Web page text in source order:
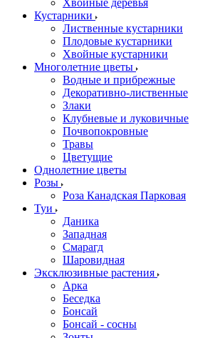
Хвойные деревья
Кустарники
Лиственные кустарники
Плодовые кустарники
Хвойные кустарники
Многолетние цветы
Водные и прибрежные
Декоративно-лиственные
Злаки
Клубневые и луковичные
Почвопокровные
Травы
Цветущие
Однолетние цветы
Розы
Роза Канадская Парковая
Туи
Даника
Западная
Смарагд
Шаровидная
Эксклюзивные растения
Арка
Беседка
Бонсай
Бонсай - сосны